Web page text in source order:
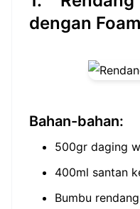
dengan
Bahan-bahan:
500gr daging
400ml santan
Bumbu